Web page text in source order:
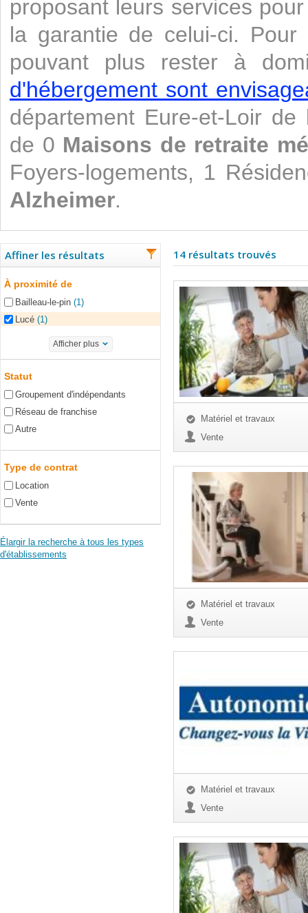
proposant leurs services
la garantie de celui-ci.
pouvant plus rester à
d'hébergement sont
département Eure-et-Loir
de 0 Maisons de retraite
Foyers-logements, 1
Alzheimer.
Affiner les résultats
À proximité de
Bailleau-le-pin (1)
Lucé (1)
Afficher plus
Statut
Groupement d'indépendants
Réseau de franchise
Autre
Type de contrat
Location
Vente
Élargir la recherche à tous les types
d'établissements
14 résultats trouvés
Matériel et travaux
Vente
Matériel et travaux
Vente
Matériel et travaux
Vente